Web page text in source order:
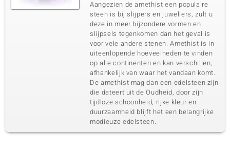
Aangezien de amethist een populaire
steen is bij slijpers en juweliers, zult u
deze in meer bijzondere vormen en
slijpsels tegenkomen dan het geval is
voor vele andere stenen. Amethist is in
uiteenlopende hoeveelheden te vinden
op alle continenten en kan verschillen,
afhankelijk van waar het vandaan komt.
De amethist mag dan een edelsteen zijn
die dateert uit de Oudheid, door zijn
tijdloze schoonheid, rijke kleur en
duurzaamheid blijft het een belangrijke
modieuze edelsteen.